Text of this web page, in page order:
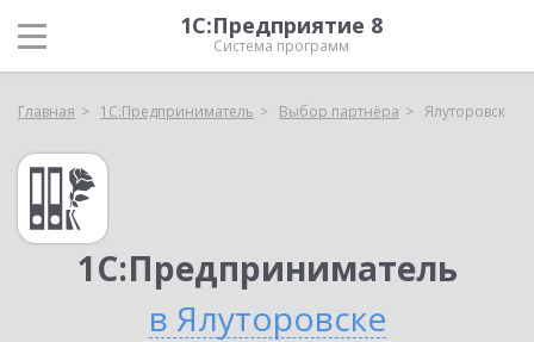
1С:Предприятие 8
Система программ
Главная 1С:Предприниматель Выбор партнёра Ялуторовск
1С:Предприниматель
в Ялуторовске